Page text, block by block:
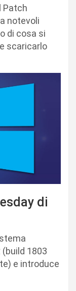
Patch
notevoli
di cosa si
scaricarlo
di
1803
e introduce